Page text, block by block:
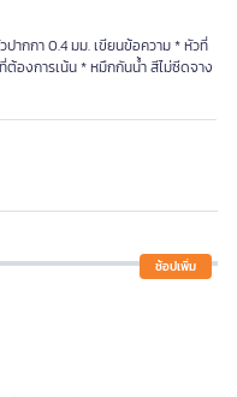
ปากกา 0.4 มม. เขียนข้อความ * หัวที่
องการเน้น * หมึกกันน้ำ สีไม่ซีดจาง
ช้อปเพิ่ม